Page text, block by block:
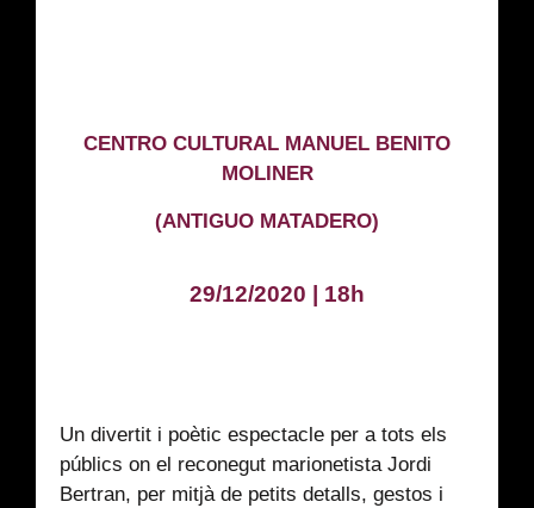
CENTRO CULTURAL MANUEL BENITO
MOLINER
(ANTIGUO MATADERO)
29/12/2020 | 18h
Un divertit i poètic espectacle per a tots els
públics on el reconegut marionetista Jordi
Bertran, per mitjà de petits detalls, gestos i